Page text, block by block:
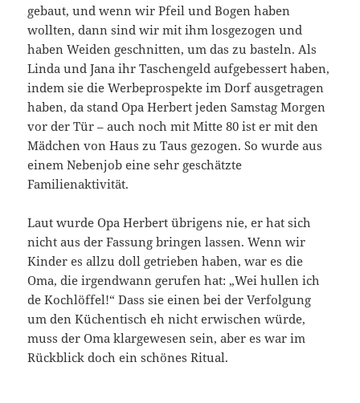
gebaut, und wenn wir Pfeil und Bogen haben
wollten, dann sind wir mit ihm losgezogen und
haben Weiden geschnitten, um das zu basteln. Als
Linda und Jana ihr Taschengeld aufgebessert haben,
indem sie die Werbeprospekte im Dorf ausgetragen
haben, da stand Opa Herbert jeden Samstag Morgen
vor der Tür – auch noch mit Mitte 80 ist er mit den
Mädchen von Haus zu Taus gezogen. So wurde aus
einem Nebenjob eine sehr geschätzte
Familienaktivität.
Laut wurde Opa Herbert übrigens nie, er hat sich
nicht aus der Fassung bringen lassen. Wenn wir
Kinder es allzu doll getrieben haben, war es die
Oma, die irgendwann gerufen hat: „Wei hullen ich
de Kochlöffel!“ Dass sie einen bei der Verfolgung
um den Küchentisch eh nicht erwischen würde,
muss der Oma klargewesen sein, aber es war im
Rückblick doch ein schönes Ritual.